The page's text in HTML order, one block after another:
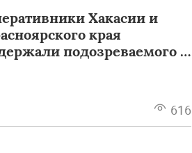
Хакасии и
края
подозреваемого в
616